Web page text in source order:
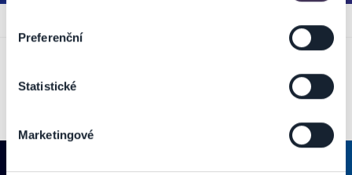
skenování pro konkrétní charakteristiky (otisk prstu)
Zjistěte více o tom, jak zpracováváme vaše osobní
Svůj souhlas můžete kdykoliv změnit nebo odvolat v
Na těchto stránkách využíváme soubory cookies a další
Preferenční
Statistické
Marketingové